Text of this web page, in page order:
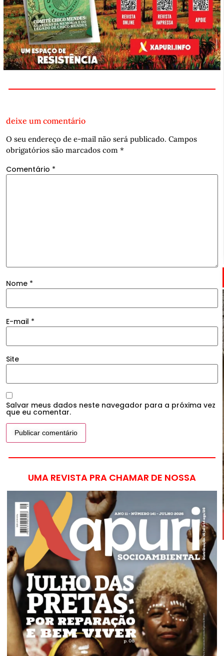
deixe um comentário
O seu endereço de e-mail não será publicado. Campos
obrigatórios são marcados com *
Comentário *
Nome *
E-mail *
Site
Salvar meus dados neste navegador para a próxima vez
que eu comentar.
UMA REVISTA PRA CHAMAR DE NOSSA